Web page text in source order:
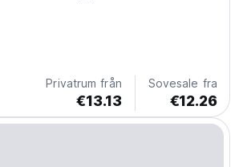
med en konstnärlig och
där du kan komma i kontakt med det
Privatrum från
€13.13
Sovesale fra
€12.26